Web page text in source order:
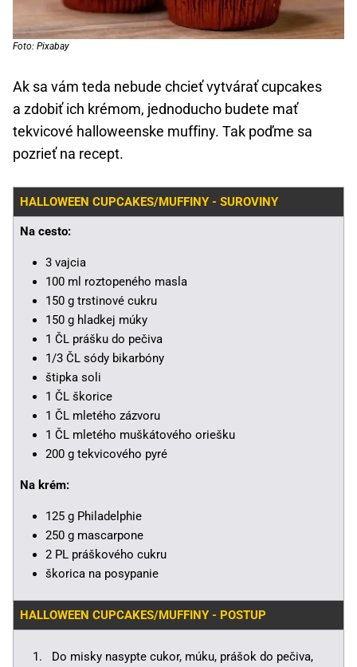
Foto: Pixabay
Ak sa vám teda nebude chcieť vytvárať cupcakes
a zdobiť ich krémom, jednoducho budete mať
tekvicové halloweenske muffiny. Tak poďme sa
pozrieť na recept.
HALLOWEEN CUPCAKES/MUFFINY - SUROVINY
Na cesto:
3 vajcia
100 ml roztopeného masla
150 g trstinové cukru
150 g hladkej múky
1 ČL prášku do pečiva
1/3 ČL sódy bikarbóny
štipka soli
1 ČL škorice
1 ČL mletého zázvoru
1 ČL mletého muškátového oriešku
200 g tekvicového pyré
Na krém:
125 g Philadelphie
250 g mascarpone
2 PL práškového cukru
škorica na posypanie
HALLOWEEN CUPCAKES/MUFFINY - POSTUP
Do misky nasypte cukor, múku, prášok do pečiva,